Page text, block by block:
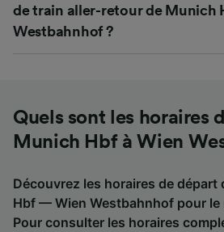
de train aller-retour de Munich
Westbahnhof ?
Quels sont les horaires
Munich Hbf à Wien
Découvrez les horaires de départ
Hbf — Wien Westbahnhof pour le
Pour consulter les horaires